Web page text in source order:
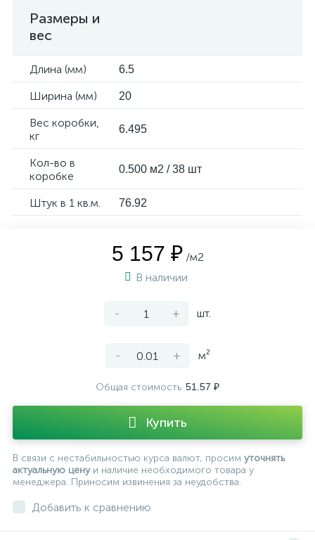
Размеры и
вес
Длина (мм) 6.5
Ширина (мм) 20
Вес коробки,
кг
6.495
Кол-во в
коробке
0.500 м2 / 38 шт
Штук в 1 кв.м. 76.92
5 157 ₽ /м2
В наличии
- + шт.
- + м²
Общая стоимость 51.57 ₽
Купить
В связи с нестабильностью курса валют, просим уточнять
актуальную ценуи наличие необходимого товара у
менеджера. Приносим извинения за неудобства.
Добавить к сравнению